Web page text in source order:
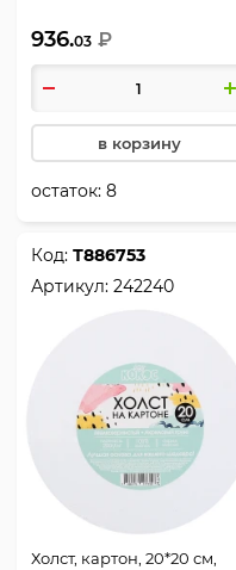
936.03 ₽
в корзину
остаток:8
Код:Т886753
Артикул:242240
Холст, картон, 20*20 см,